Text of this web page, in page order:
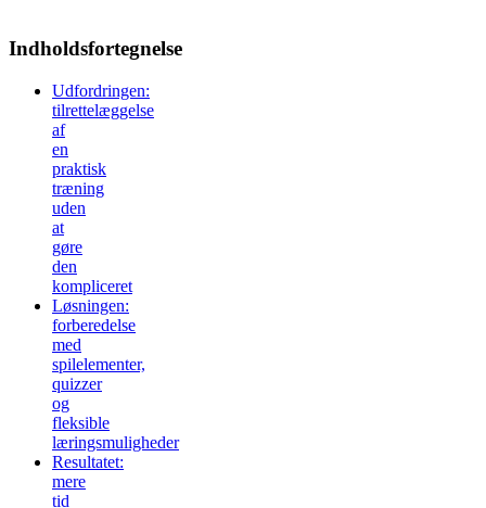
Indholdsfortegnelse
Udfordringen:
tilrettelæggelse
af
en
praktisk
træning
uden
at
gøre
den
kompliceret
Løsningen:
forberedelse
med
spilelementer,
quizzer
og
fleksible
læringsmuligheder
Resultatet:
mere
tid